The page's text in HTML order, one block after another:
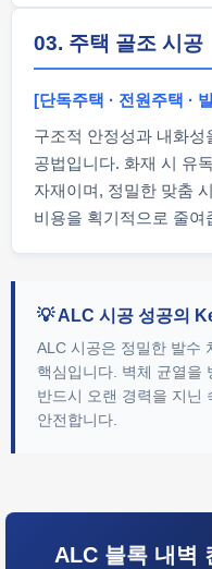
03. 주택 골조 시공
[단독주택 · 전원주택 ·
구조적 안정성과 내화성
공법입니다. 화재 시 유
자재이며, 정밀한 맞춤
비용을 획기적으로 줄여
💡 ALC 시공 성공의
ALC 시공은 정밀한 발수
핵심입니다. 벽체 균열을
반드시 오랜 경력을 지닌
안전합니다.
ALC 블록 내벽